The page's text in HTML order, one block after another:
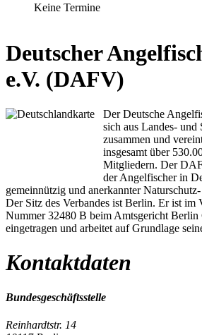
Keine Termine
Deutscher
e.V. (DAFV)
Der Deutsche
sich aus Landes- und
zusammen und
insgesamt über
Mitgliedern. Der
der Angelfischer in
gemeinnützig und anerkannter
Der Sitz des Verbandes ist Berlin. Er ist im
Nummer 32480 B beim Amtsgericht Berlin
eingetragen und arbeitet auf Grundlage
Kontaktdaten
Bundesgeschäftsstelle
Reinhardtstr. 14